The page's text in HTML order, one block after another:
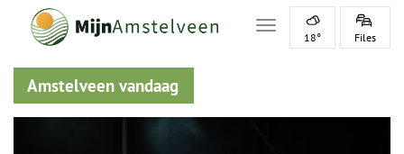
Toggle navigation
18° Files
Amstelveen vandaag